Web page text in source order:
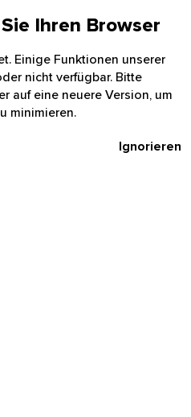
Ihren Browser
Einige Funktionen unserer
nicht verfügbar. Bitte
auf eine neuere Version, um
minimieren.
Ignorieren